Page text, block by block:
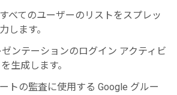
べてのユーザーのリストをスプレッ
します。
ンテーションのログイン アクティビ
生成します。
トの監査に使用する Google グルー